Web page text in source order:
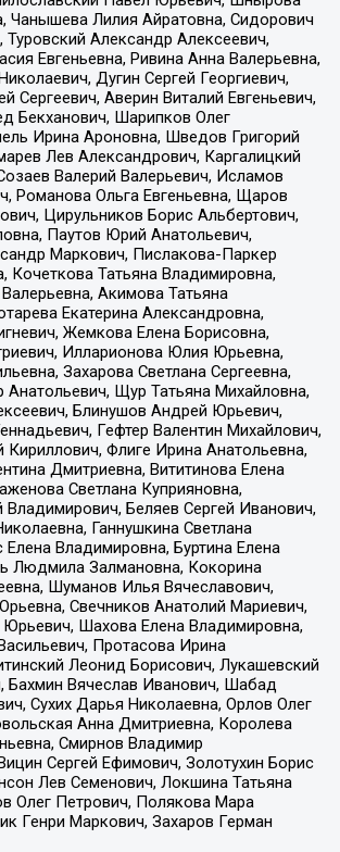
Чанышева Лилия Айратовна, Сидорович
Туровский Александр Алексеевич,
Евгеньевна, Ривина Анна Валерьевна,
Дугин Сергей Георгиевич,
Сергеевич, Аверин Виталий Евгеньевич,
Бекханович, Шарипков Олег
Ирина Ароновна, Шведов Григорий
Лев Александрович, Каргалицкий
Валерий Валерьевич, Исламов
Романова Ольга Евгеньевна, Щаров
Цирульников Борис Альбертович,
Паутов Юрий Анатольевич,
Маркович, Пислакова-Паркер
Кочеткова Татьяна Владимировна,
Акимова Татьяна
Екатерина Александровна,
Жемкова Елена Борисовна,
Илларионова Юлия Юрьевна,
Захарова Светлана Сергеевна,
Щур Татьяна Михайловна,
Блинушов Андрей Юрьевич,
Гефтер Валентин Михайлович,
Флиге Ирина Анатольевна,
Дмитриевна, Вититинова Елена
Светлана Куприяновна,
Беляев Сергей Иванович,
Ганнушкина Светлана
Елена Владимировна, Буртина Елена
Людмила Залмановна, Кокорина
Шуманов Илья Вячеславович,
Свечников Анатолий Мариевич,
Шахова Елена Владимировна,
Протасова Ирина
Леонид Борисович, Лукашевский
Бахмин Вячеслав Иванович, Шабад
Сухих Дарья Николаевна, Орлов Олег
Анна Дмитриевна, Королева
Смирнов Владимир
Сергей Ефимович, Золотухин Борис
Лев Семенович, Локшина Татьяна
Олег Петрович, Полякова Мара
Генри Маркович, Захаров Герман